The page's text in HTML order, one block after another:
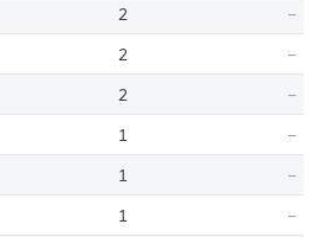
2
–
2
–
2
–
1
–
1
–
1
–